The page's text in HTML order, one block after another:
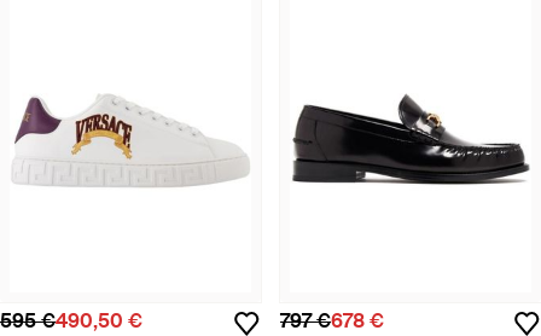
595 €490,50 € 797 €678 €